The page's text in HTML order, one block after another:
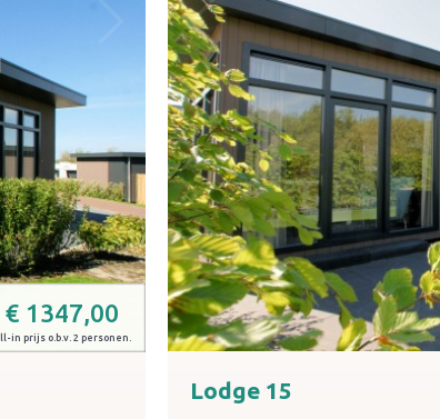
€ 1347,00
in prijs o.b.v. 2 personen.
Lodge 15